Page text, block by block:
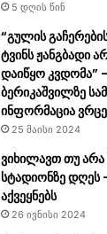
5 დღის წინ
“გულის
ტვინს ჟანგბადი
დაიწყო კვდომა”
ბერიკაშვილზე
ინფორმაცია
25 მაისი 2024
ვიხილავთ თუ არა
სტადიონზე დღეს
აქვეყნებს
26 ივნისი 2024